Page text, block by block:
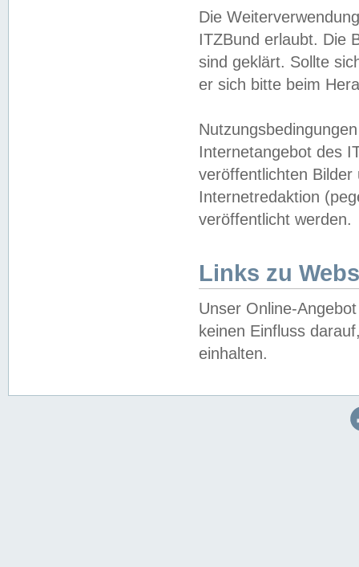
Die
ITZBund erlaubt. Die
sind geklärt. Sollte
er sich bitte beim
Internetangebot des
veröffentlichten
Internetredaktion
veröffentlicht werden.
Links zu
Unser Online-
keinen Einfluss
einhalten.